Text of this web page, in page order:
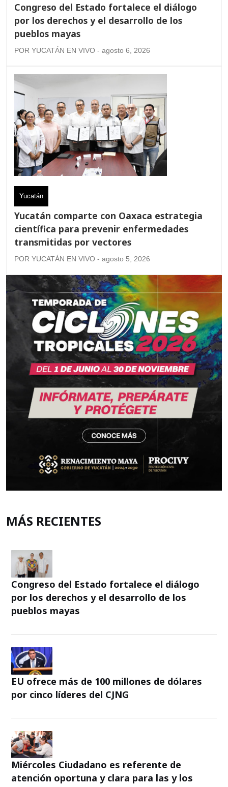
Congreso del Estado fortalece el diálogo
por los derechos y el desarrollo de los
pueblos mayas
POR YUCATÁN EN VIVO - agosto 6, 2026
Yucatán
Yucatán comparte con Oaxaca estrategia
científica para prevenir enfermedades
transmitidas por vectores
POR YUCATÁN EN VIVO - agosto 5, 2026
MÁS RECIENTES
Congreso del Estado fortalece el diálogo
por los derechos y el desarrollo de los
pueblos mayas
EU ofrece más de 100 millones de dólares
por cinco líderes del CJNG
Miércoles Ciudadano es referente de
atención oportuna y clara para las y los